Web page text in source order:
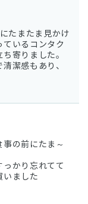
たまたま見かけ
いるコンタク
寄りました。
潔感もあり、
ださいまし
の前にたま～
かり忘れてて
ました
思わないんだ
てます